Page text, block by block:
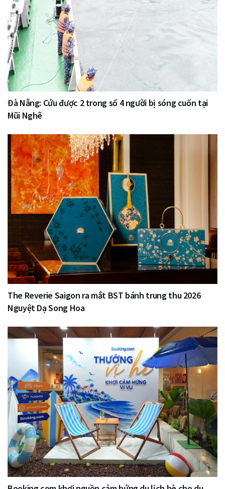
Đà Nẵng: Cứu được 2 trong số 4 người bị sóng cuốn tại
Mũi Nghê
The Reverie Saigon ra mắt BST bánh trung thu 2026
Nguyệt Dạ Song Hoa